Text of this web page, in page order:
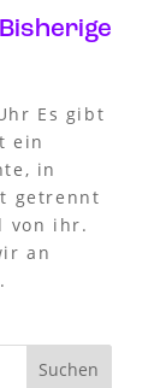
Bisherige
Es gibt
ein
in
getrennt
von ihr.
an
Suchen